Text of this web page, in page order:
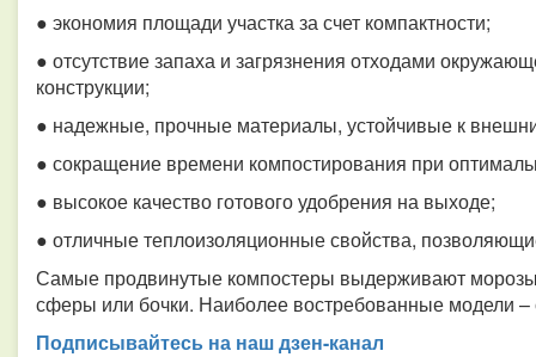
● экономия площади участка за счет компактности;
● отсутствие запаха и загрязнения отходами
конструкции;
● надежные, прочные материалы, устойчивые к
● сокращение времени компостирования при
● высокое качество готового удобрения на выходе;
● отличные теплоизоляционные свойства,
Самые продвинутые компостеры выдерживают
сферы или бочки. Наиболее востребованные модели
Подписывайтесь на наш дзен-канал